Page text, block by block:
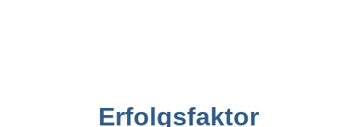
Erfolgsfaktor